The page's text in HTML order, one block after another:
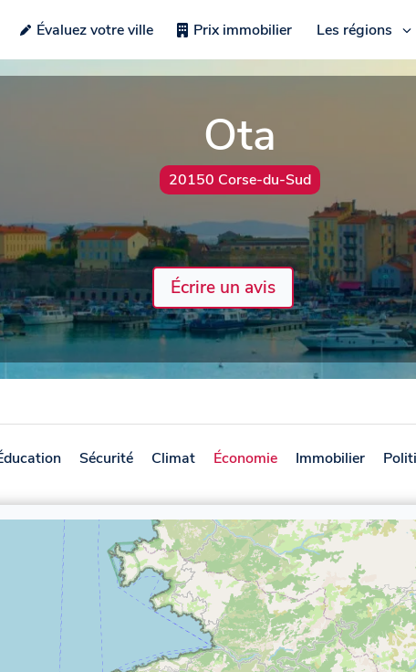
Évaluez votre ville Prix immobilier Les régions
Ota
20150 Corse-du-Sud
Écrire un avis
Sécurité Climat Économie Immobilier